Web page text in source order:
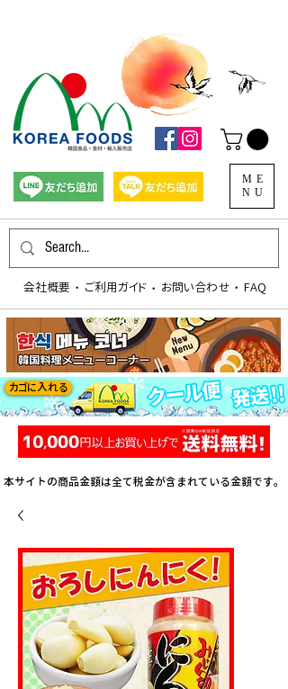
​ご利用ガイド お問い合わせ FAQ
会社概要 ​・ ​・
​・
ME
NU
カゴに入れる
本サイトの商品金額は全て税金が含まれている金額です。